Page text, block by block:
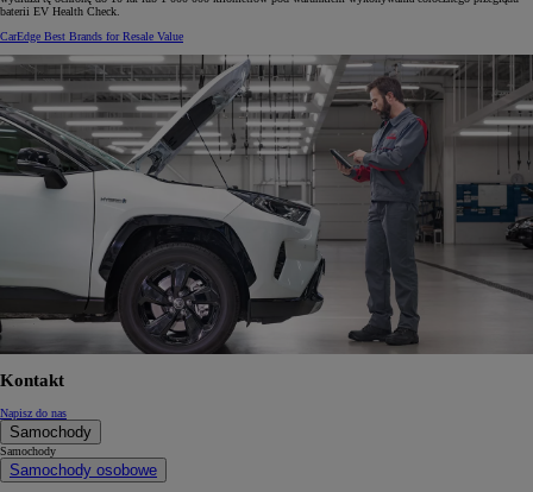
baterii EV Health Check.
CarEdge Best Brands for Resale Value
Kontakt
Napisz do nas
Samochody
Samochody
Samochody osobowe